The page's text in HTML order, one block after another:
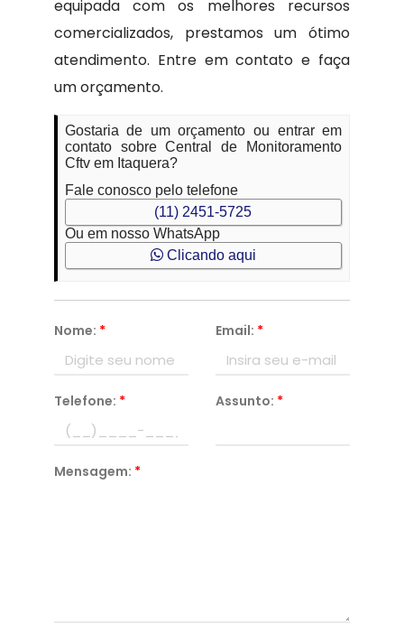
equipada com os melhores recursos
comercializados, prestamos um ótimo
atendimento. Entre em contato e faça
um orçamento.
Gostaria de um orçamento ou entrar em
contato sobre Central de Monitoramento
Cftv em Itaquera?
Fale conosco pelo telefone
(11) 2451-5725
Ou em nosso WhatsApp
Clicando aqui
Nome: * Email: *
Telefone: * Assunto: *
Mensagem: *